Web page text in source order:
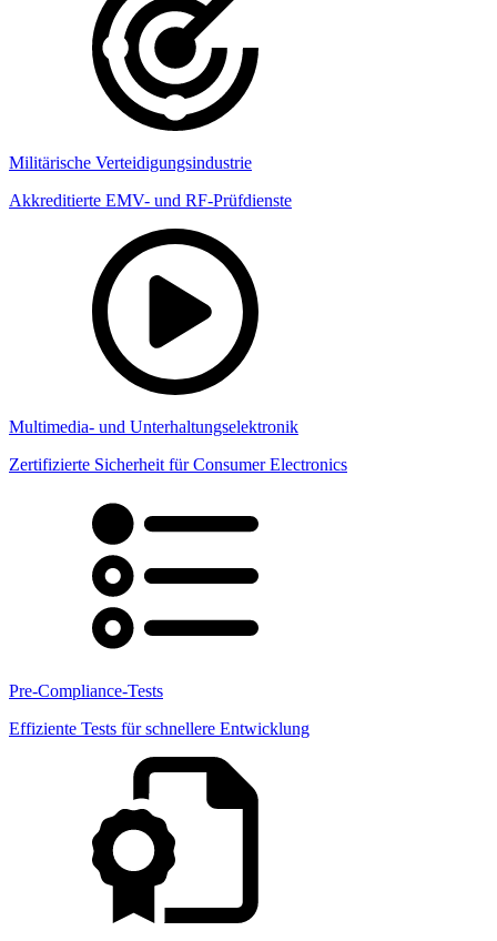
Militärische Verteidigungsindustrie
Akkreditierte EMV- und RF-Prüfdienste
Multimedia- und Unterhaltungselektronik
Zertifizierte Sicherheit für Consumer Electronics
Pre-Compliance-Tests
Effiziente Tests für schnellere Entwicklung